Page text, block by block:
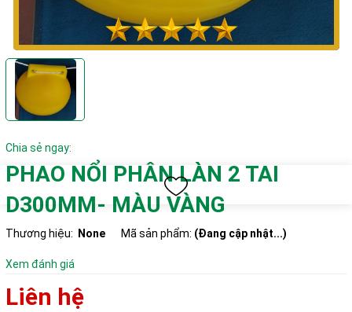
Chia sẻ ngay:
PHAO NỔI PHÂN LÀN 2 TAI
D300MM- MÀU VÀNG
Thương hiệu: None Mã sản phẩm: (Đang cập nhật...)
Xem đánh giá
Liên hệ